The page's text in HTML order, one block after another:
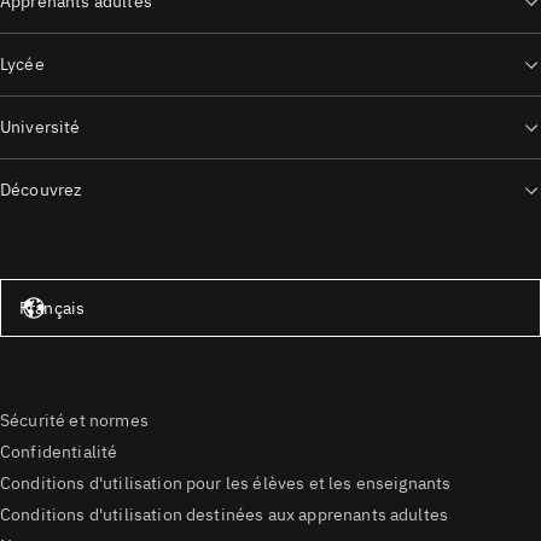
Lycée
Université
Découvrez
Français
Sécurité et normes
Confidentialité
Conditions d'utilisation pour les élèves et les enseignants
Conditions d'utilisation destinées aux apprenants adultes